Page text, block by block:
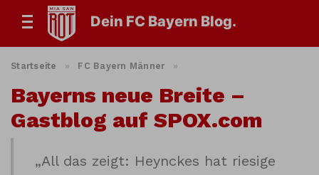
Dein FC Bayern Blog.
Startseite » FC Bayern Männer »
Bayerns neue Breite –
Gastblog auf SPOX.com
„All das zeigt: Heynckes hat riesige